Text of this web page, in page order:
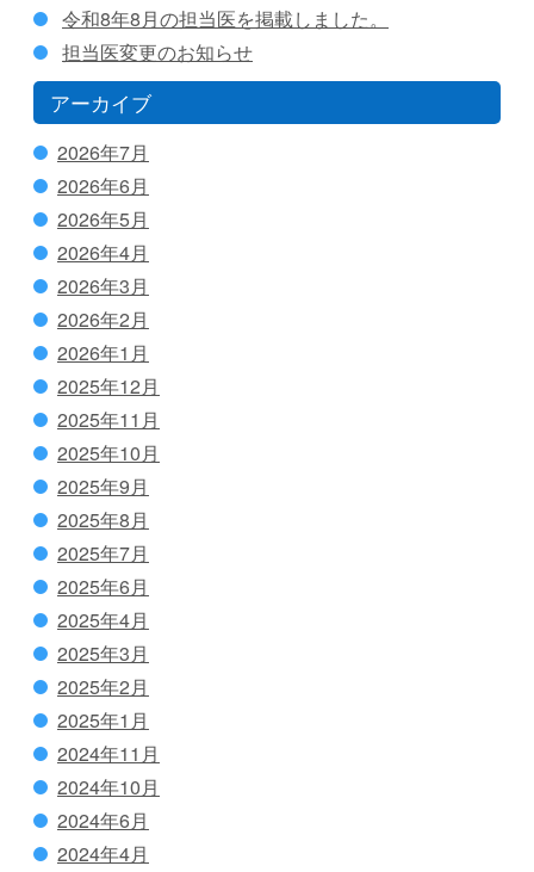
令和8年8月の担当医を掲載しました。
担当医変更のお知らせ
アーカイブ
2026年7月
2026年6月
2026年5月
2026年4月
2026年3月
2026年2月
2026年1月
2025年12月
2025年11月
2025年10月
2025年9月
2025年8月
2025年7月
2025年6月
2025年4月
2025年3月
2025年2月
2025年1月
2024年11月
2024年10月
2024年6月
2024年4月